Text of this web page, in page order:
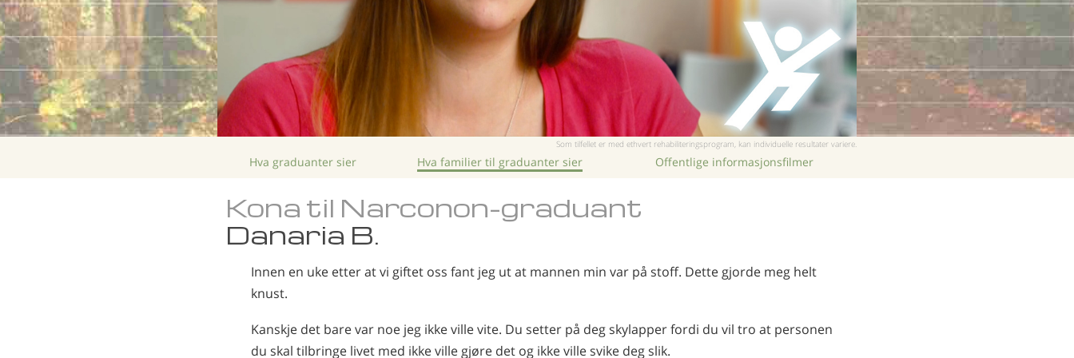
Kinesisk
Nepali
Arabisk
Ukrainsk
Kroatisk
Tyrkisk
Som tilfellet er med ethvert rehabiliteringsprogram, kan individuelle resultater variere.
Hva graduanter sier Hva familier til graduanter sier Offentlige informasjonsfilmer
Kona til Narconon-graduant
Danaria B.
Innen en uke etter at vi giftet oss fant jeg ut at mannen min var på stoff. Dette gjorde meg helt
knust.
Kanskje det bare var noe jeg ikke ville vite. Du setter på deg skylapper fordi du vil tro at personen
du skal tilbringe livet med ikke ville gjøre det og ikke ville svike deg slik.